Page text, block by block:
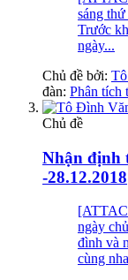
sáng
Trước
ngày...
Chủ đề bởi:
đàn: Phân tích
Chủ đề
Nhận định
-28.12.2018
ngày
đình và
cùng